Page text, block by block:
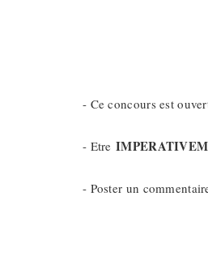
- Ce concours est
- Etre
- Poster un